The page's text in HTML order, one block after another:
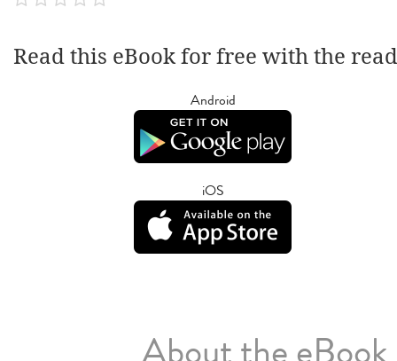
Read this eBook for free with the
Android
iOS